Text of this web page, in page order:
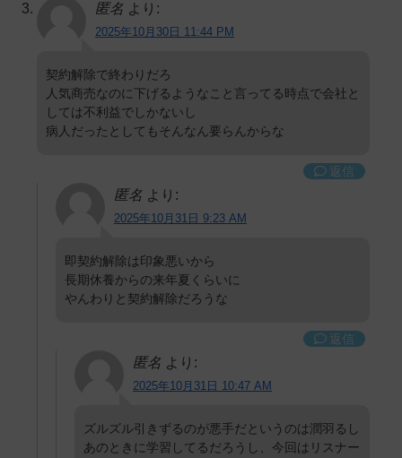
匿名 より:
2025年10月30日 11:44 PM
契約解除で終わりだろ
人気商売なのに下げるようなこと言ってる時点で会社と
しては不利益でしかないし
病人だったとしてもそんなん要らんからな
返信
匿名 より:
2025年10月31日 9:23 AM
即契約解除は印象悪いから
長期休養からの来年夏くらいに
やんわりと契約解除だろうな
返信
匿名 より:
2025年10月31日 10:47 AM
ズルズル引きずるのが悪手だというのは潤羽るし
あのときに学習してるだろうし、今回はリスナー